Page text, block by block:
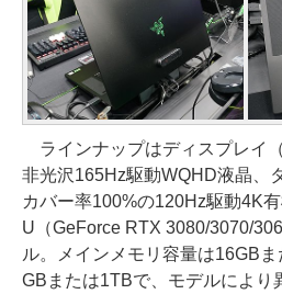
ラインナップはディスプレイ
非光沢165Hz駆動WQHD液晶、
カバー率100%の120Hz駆動4K
U（GeForce RTX 3080/3070/
ル。メインメモリ容量は16GB
GBまたは1TBで、モデルにより